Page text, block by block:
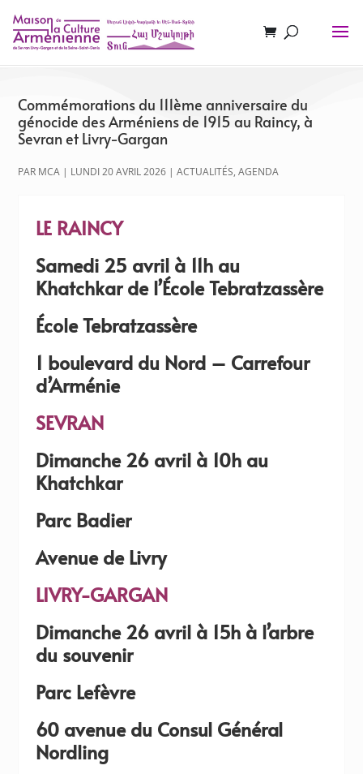
Commémorations du 111ème anniversaire du
génocide des Arméniens de 1915 au Raincy, à
Sevran et Livry-Gargan
PAR MCA | LUNDI 20 AVRIL 2026 |ACTUALITÉS,AGENDA
LE RAINCY
Samedi 25 avril à 11h au
Khatchkar de l’École Tebratzassère
École Tebratzassère
1 boulevard du Nord – Carrefour
d’Arménie
SEVRAN
Dimanche 26 avril à 10h au
Khatchkar
Parc Badier
Avenue de Livry
LIVRY-GARGAN
Dimanche 26 avril à 15h à l’arbre
du souvenir
Parc Lefèvre
60 avenue du Consul Général
Nordling